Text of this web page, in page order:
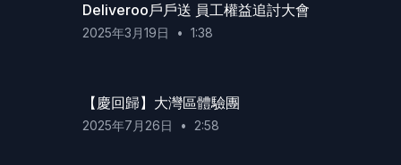
Deliveroo戶戶送 員工權益追討大會
2025年3月19日 • 1:38
【慶回歸】大灣區體驗團
2025年7月26日 • 2:58